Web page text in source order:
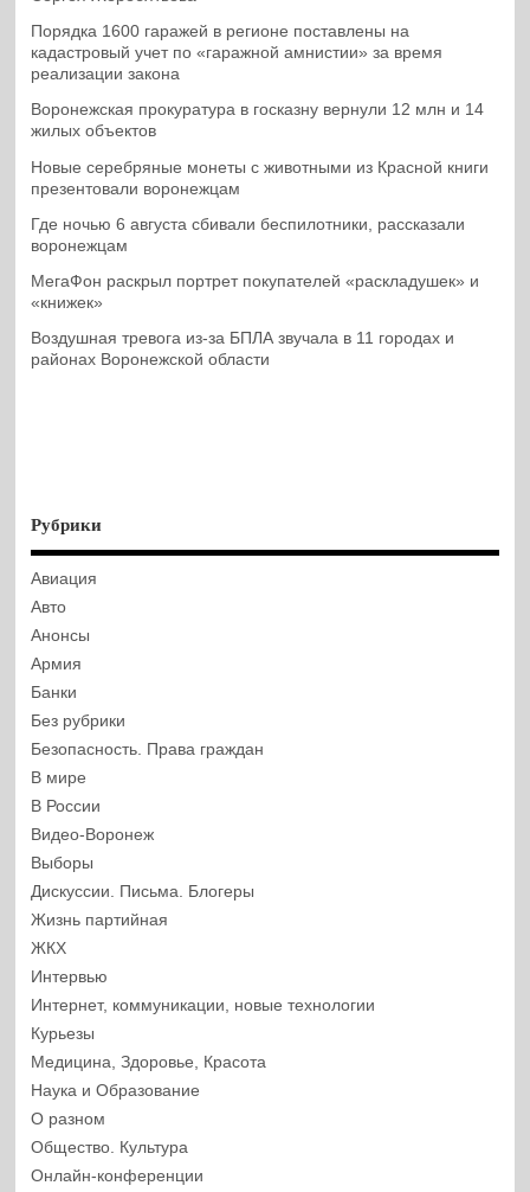
Порядка 1600 гаражей в регионе поставлены на
кадастровый учет по «гаражной амнистии» за время
реализации закона
Воронежская прокуратура в госказну вернули 12 млн и 14
жилых объектов
Новые серебряные монеты с животными из Красной книги
презентовали воронежцам
Где ночью 6 августа сбивали беспилотники, рассказали
воронежцам
МегаФон раскрыл портрет покупателей «раскладушек» и
«книжек»
Воздушная тревога из-за БПЛА звучала в 11 городах и
районах Воронежской области
Рубрики
Авиация
Авто
Анонсы
Армия
Банки
Без рубрики
Безопасность. Права граждан
В мире
В России
Видео-Воронеж
Выборы
Дискуссии. Письма. Блогеры
Жизнь партийная
ЖКХ
Интервью
Интернет, коммуникации, новые технологии
Курьезы
Медицина, Здоровье, Красота
Наука и Образование
О разном
Общество. Культура
Онлайн-конференции